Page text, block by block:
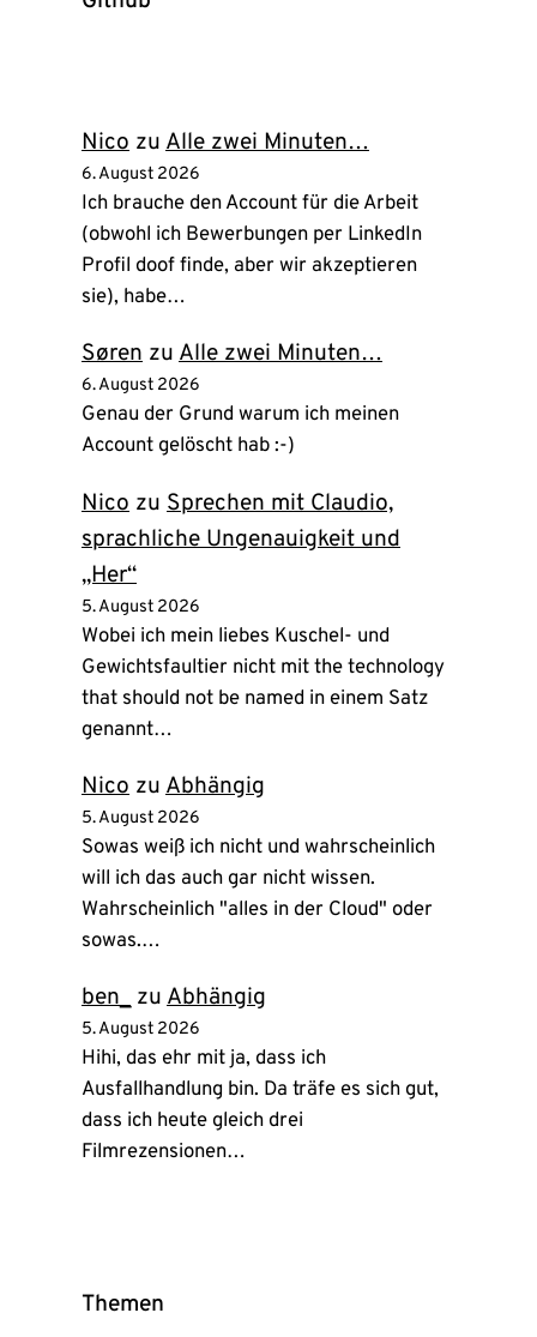
Nico zu Alle zwei Minuten…
6. August 2026
Ich brauche den Account für die Arbeit
(obwohl ich Bewerbungen per LinkedIn
Profil doof finde, aber wir akzeptieren
sie), habe…
Søren zu Alle zwei Minuten…
6. August 2026
Genau der Grund warum ich meinen
Account gelöscht hab :-)
Nico zu Sprechen mit Claudio,
sprachliche Ungenauigkeit und
„Her“
5. August 2026
Wobei ich mein liebes Kuschel- und
Gewichtsfaultier nicht mit the technology
that should not be named in einem Satz
genannt…
Nico zu Abhängig
5. August 2026
Sowas weiß ich nicht und wahrscheinlich
will ich das auch gar nicht wissen.
Wahrscheinlich "alles in der Cloud" oder
sowas.…
ben_zu Abhängig
5. August 2026
Hihi, das ehr mit ja, dass ich
Ausfallhandlung bin. Da träfe es sich gut,
dass ich heute gleich drei
Filmrezensionen…
Themen